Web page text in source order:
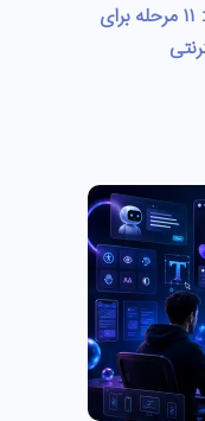
مراحل طراحی سایت فروشگاهی: ۱۱ مرحله برای